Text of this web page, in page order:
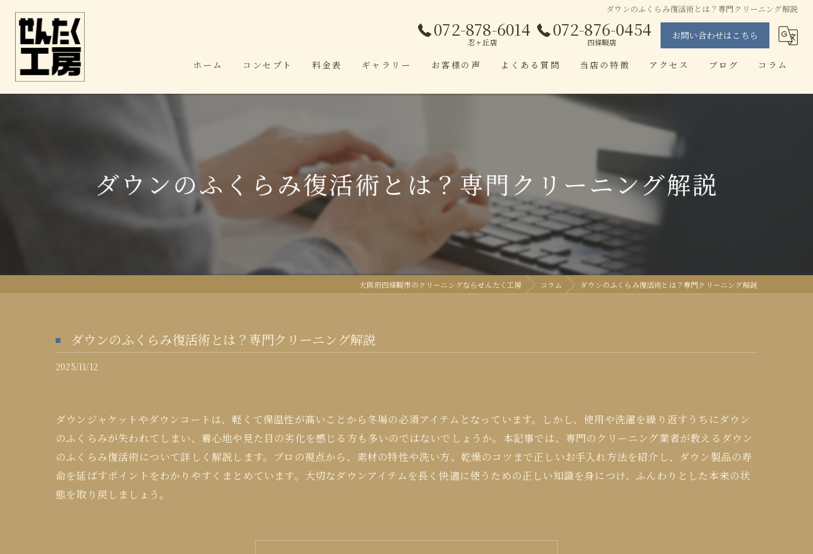
ダウンのふくらみ復活術とは？専門クリーニング解説
072-878-6014
忍ヶ丘店
072-876-0454
四條畷店
お問い合わせはこちら
ホーム コンセプト 料金表 ギャラリー お客様の声 よくある質問 当店の特徴
当日仕上げ
ブランド
アプリ
アクセス
せんたく工房 四條畷店
ブログ コラム
ダウンのふくらみ復活術とは？専門クリーニング解説
大阪府四條畷市のクリーニングならせんたく工房 コラム ダウンのふくらみ復活術とは？専門クリーニング解説
ダウンのふくらみ復活術とは？専門クリーニング解説
2025/11/12
ダウンジャケットやダウンコートは、軽くて保温性が高いことから冬場の必須アイテムとなっています。しかし、使用や洗濯を繰り返すうちにダウン
のふくらみが失われてしまい、着心地や見た目の劣化を感じる方も多いのではないでしょうか。本記事では、専門のクリーニング業者が教えるダウン
のふくらみ復活術について詳しく解説します。プロの視点から、素材の特性や洗い方、乾燥のコツまで正しいお手入れ方法を紹介し、ダウン製品の寿
命を延ばすポイントをわかりやすくまとめています。大切なダウンアイテムを長く快適に使うための正しい知識を身につけ、ふんわりとした本来の状
態を取り戻しましょう。